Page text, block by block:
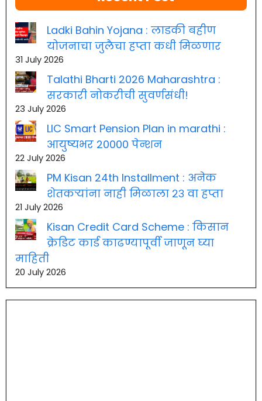
Ladki Bahin Yojana : लाडकी बहीण
योजनाचा जुलैचा हप्ता कधी मिळणार
31 July 2026
Talathi Bharti 2026 Maharashtra :
सरकारी नोकरीची सुवर्णसंधी!
23 July 2026
LIC Smart Pension Plan in marathi :
आयुष्यभर 20000 पेन्शन
22 July 2026
PM Kisan 24th Installment : अनेक
शेतकऱ्यांना नाही मिळाला २३ वा हप्ता
21 July 2026
Kisan Credit Card Scheme : किसान
क्रेडिट कार्ड काढण्यापूर्वी जाणून घ्या
माहिती
20 July 2026